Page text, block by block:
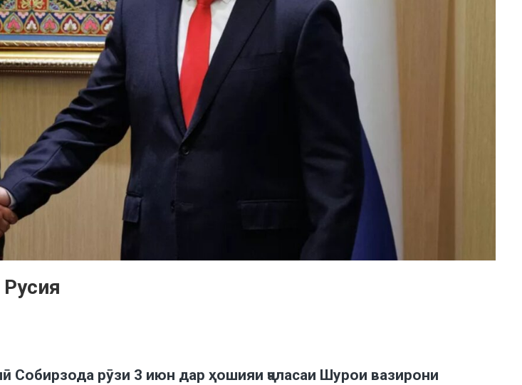
Собирзода рӯзи 3 июн дар ҳошияи ҷаласаи Шурои вазирони